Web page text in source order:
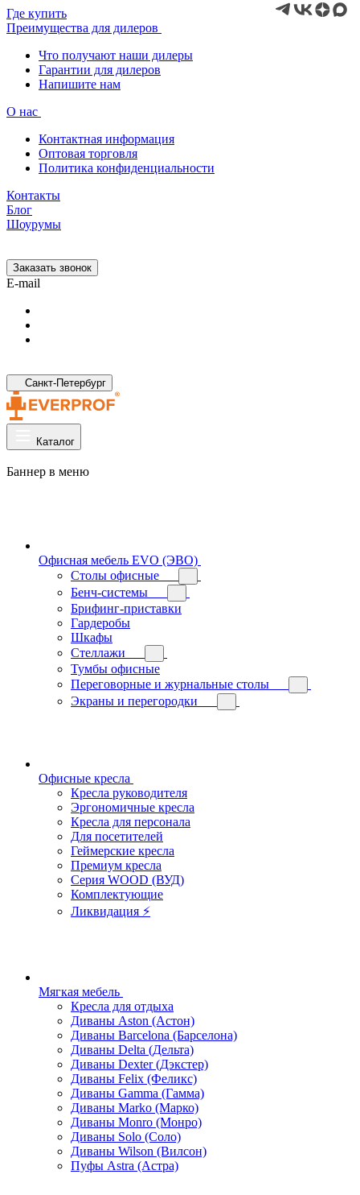
Где купить
Преимущества для дилеров
Что получают наши дилеры
Гарантии для дилеров
Напишите нам
О нас
Контактная информация
Оптовая торговля
Политика конфиденциальности
Контакты
Блог
Шоурумы
Заказать звонок
E-mail
Санкт-Петербург
Каталог
Баннер в меню
Офисная мебель EVO (ЭВО)
Cтолы офисные
Бенч-системы
Брифинг-приставки
Гардеробы
Шкафы
Стеллажи
Тумбы офисные
Переговорные и журнальные столы
Экраны и перегородки
Офисные кресла
Кресла руководителя
Эргономичные кресла
Кресла для персонала
Для посетителей
Геймерские кресла
Премиум кресла
Серия WOOD (ВУД)
Комплектующие
Ликвидация ⚡
Мягкая мебель
Кресла для отдыха
Диваны Aston (Астон)
Диваны Barcelona (Барселона)
Диваны Delta (Дельта)
Диваны Dexter (Дэкстер)
Диваны Felix (Феликс)
Диваны Gamma (Гамма)
Диваны Marko (Марко)
Диваны Monro (Монро)
Диваны Solo (Соло)
Диваны Wilson (Вилсон)
Пуфы Astra (Астра)